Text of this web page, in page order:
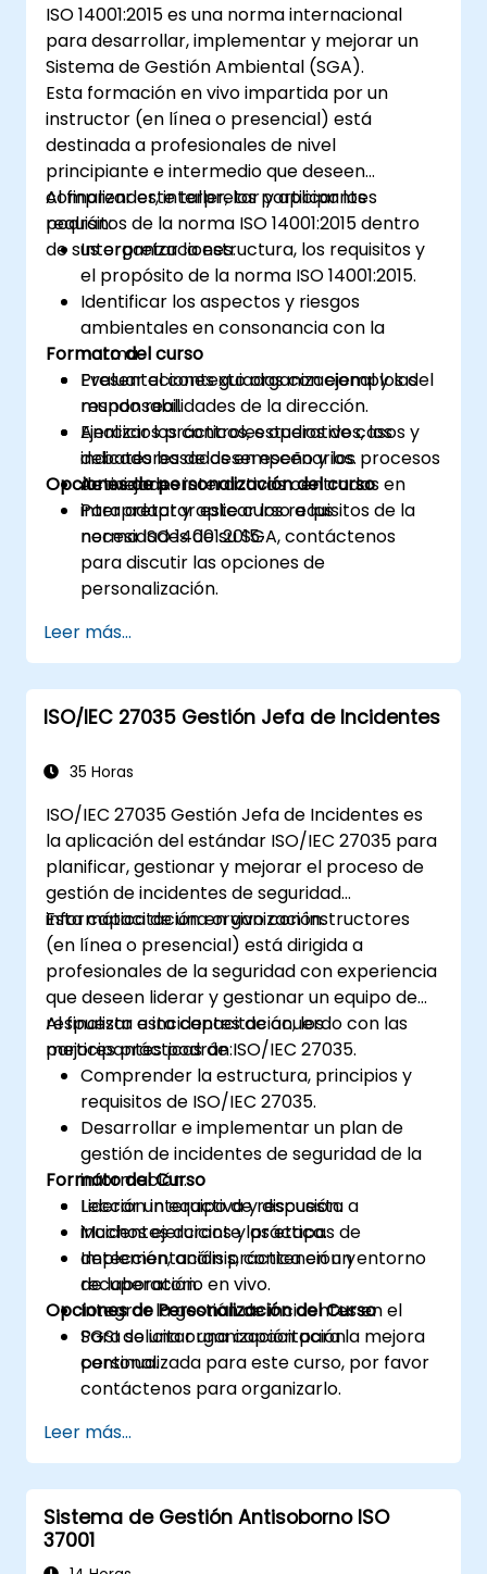
ISO 14001:2015 es una norma internacional
para desarrollar, implementar y mejorar un
Sistema de Gestión Ambiental (SGA).
Esta formación en vivo impartida por un
instructor (en línea o presencial) está
destinada a profesionales de nivel
principiante e intermedio que deseen
comprender, interpretar y aplicar los
requisitos de la norma ISO 14001:2015 dentro
de sus organizaciones.
Al finalizar este taller, los participantes
podrán:
Interpretar la estructura, los requisitos y
el propósito de la norma ISO 14001:2015.
Identificar los aspectos y riesgos
ambientales en consonancia con la
norma.
Evaluar el contexto organizacional y las
responsabilidades de la dirección.
Analizar los controles operativos, los
indicadores de desempeño y los procesos
de mejora.
Formato del curso
Presentaciones guiadas con ejemplos del
mundo real.
Ejercicios prácticos, estudios de casos y
debates basados en escenarios.
Actividades interactivas centradas en
interpretar y aplicar los requisitos de la
norma ISO 14001:2015.
Opciones de personalización del curso
Para adaptar este curso a las
necesidades de su SGA, contáctenos
para discutir las opciones de
personalización.
Leer más...
ISO/IEC 27035 Gestión Jefa de Incidentes
35 Horas
ISO/IEC 27035 Gestión Jefa de Incidentes es
la aplicación del estándar ISO/IEC 27035 para
planificar, gestionar y mejorar el proceso de
gestión de incidentes de seguridad
informática de una organización.
Esta capacitación en vivo con instructores
(en línea o presencial) está dirigida a
profesionales de la seguridad con experiencia
que deseen liderar y gestionar un equipo de
respuesta a incidentes de acuerdo con las
mejores prácticas de ISO/IEC 27035.
Al finalizar esta capacitación, los
participantes podrán:
Comprender la estructura, principios y
requisitos de ISO/IEC 27035.
Desarrollar e implementar un plan de
gestión de incidentes de seguridad de la
información.
Liderar un equipo de respuesta a
incidentes durante las etapas de
detección, análisis, contención y
recuperación.
Integrar la gestión de incidentes en el
SGSI de una organización para la mejora
continua.
Formato del Curso
Lección interactiva y discusión.
Muchos ejercicios y práctica.
Implementación práctica en un entorno
de laboratorio en vivo.
Opciones de Personalización del Curso
Para solicitar una capacitación
personalizada para este curso, por favor
contáctenos para organizarlo.
Leer más...
Sistema de Gestión Antisoborno ISO
37001